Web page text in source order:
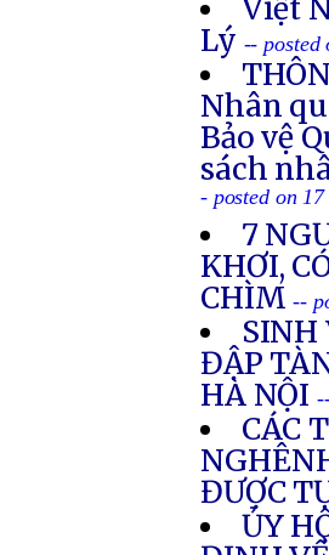
Việt
Lý -- posted
Nhân
Bảo vệ
sách
- posted on
7
KHƠI,
CHÌM --
SINH
ĐẬP
HÀ NỘI
CÁC
ĐƯỢC
ỦY